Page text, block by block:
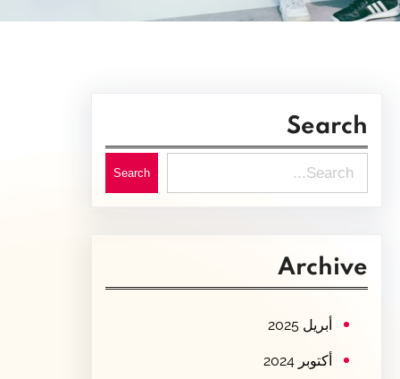
Search
e
c
Search
Archive
أبريل 2025
أكتوبر 2024